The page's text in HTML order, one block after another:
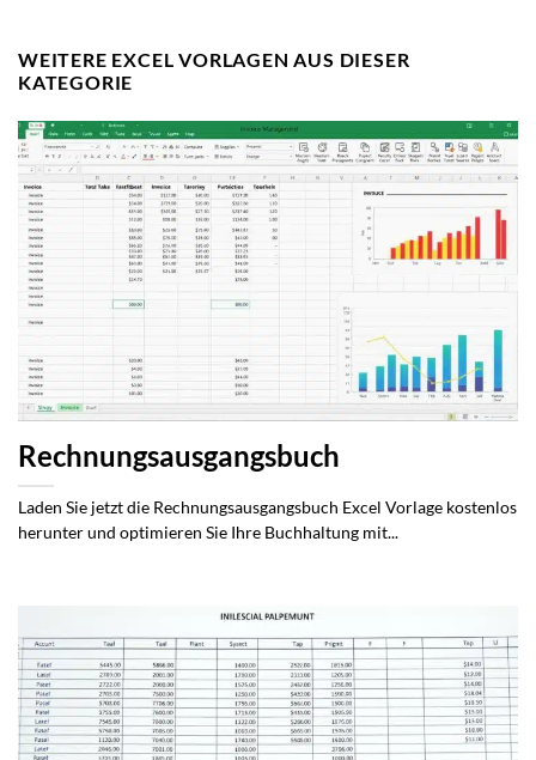
WEITERE EXCEL VORLAGEN AUS DIESER
KATEGORIE
Rechnungsausgangsbuch
Laden Sie jetzt die Rechnungsausgangsbuch Excel Vorlage kostenlos
herunter und optimieren Sie Ihre Buchhaltung mit...